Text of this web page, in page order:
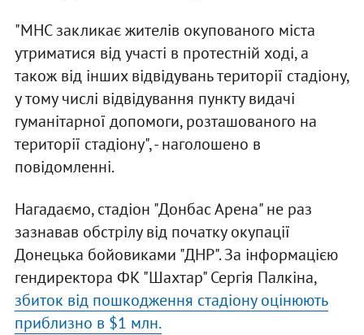
"МНС закликає жителів окупованого міста
утриматися від участі в протестній ході, а
також від інших відвідувань території стадіону,
у тому числі відвідування пункту видачі
гуманітарної допомоги, розташованого на
території стадіону", - наголошено в
повідомленні.
Нагадаємо, стадіон "Донбас Арена" не раз
зазнавав обстрілу від початку окупації
Донецька бойовиками "ДНР". За інформацією
гендиректора ФК "Шахтар" Сергія Палкіна,
збиток від пошкодження стадіону оцінюють
приблизно в $1 млн.